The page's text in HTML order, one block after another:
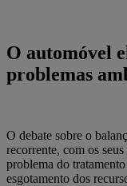
O automóvel
problemas
O debate sobre o
recorrente, com os
problema do
esgotamento dos